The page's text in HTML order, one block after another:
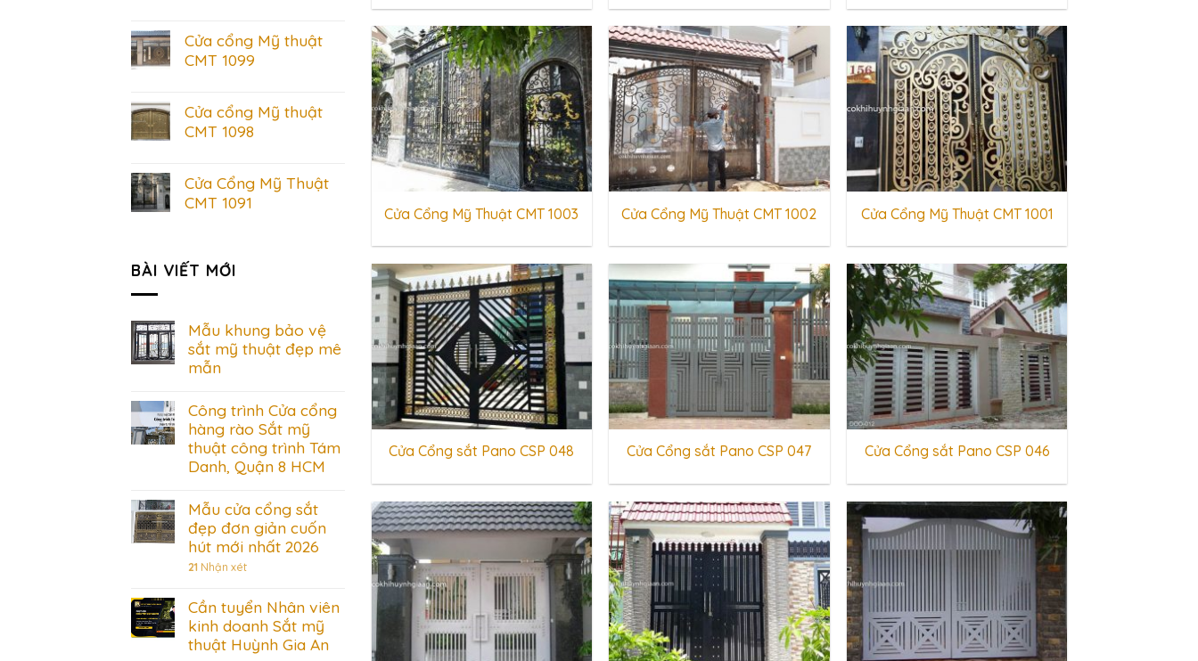
Cửa cổng Mỹ thuật
CMT 1099
Cửa cổng Mỹ thuật
CMT 1098
Cửa Cổng Mỹ Thuật
CMT 1091
BÀI VIẾT MỚI
Mẫu khung bảo vệ
sắt mỹ thuật đẹp mê
mẫn
Công trình Cửa cổng
hàng rào Sắt mỹ
thuật công trình Tám
Danh, Quận 8 HCM
Mẫu cửa cổng sắt
đẹp đơn giản cuốn
hút mới nhất 2026
21 Nhận xét
Cần tuyển Nhân viên
kinh doanh Sắt mỹ
thuật Huỳnh Gia An
Cửa Cổng Mỹ Thuật CMT 1003 Cửa Cổng Mỹ Thuật CMT 1002 Cửa Cổng Mỹ Thuật CMT 1001
Cửa Cổng sắt Pano CSP 048 Cửa Cổng sắt Pano CSP 047 Cửa Cổng sắt Pano CSP 046